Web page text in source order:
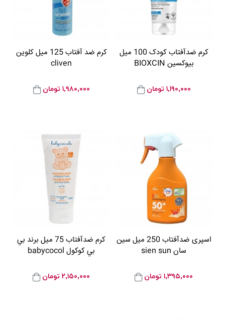
کرم ضدآفتاب کودک 100 ميل
بيوکسين BIOXCIN
۱,۱۹۰,۰۰۰ تومان
کرم ضد آفتاب 125 ميل کلوين
cliven
۱,۹۸۰,۰۰۰ تومان
اسپری ضدآفتاب 250 ميل سین
سان sien sun
۱,۳۹۵,۰۰۰ تومان
کرم ضدآفتاب 75 ميل برند بي
بي کوکول babycocol
۲,۱۵۰,۰۰۰ تومان